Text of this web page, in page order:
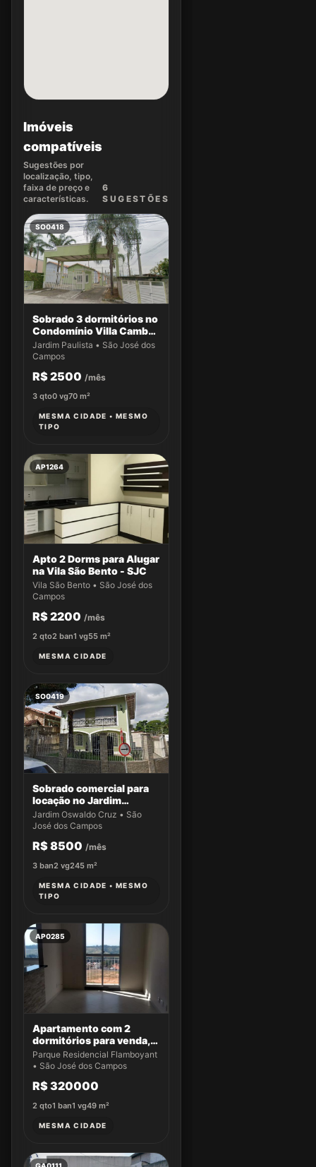
Imóveis
compatíveis
Sugestões por
localização, tipo,
faixa de preço e
características.
6
SUGEST ÕES
SO0418
Sobrado 3 dormitórios no
Condomínio Villa Cambuí
- Casa 033
Jardim Paulista • São José dos
Campos
R$ 2500 /mês
3 qto0 vg70 m²
MESMA CIDADE • MESMO
TIPO
AP1264
Apto 2 Dorms para Alugar
na Vila São Bento - SJC
Vila São Bento • São José dos
Campos
R$ 2200 /mês
2 qto2 ban1 vg55 m²
MESMA CIDADE
SO0419
Sobrado comercial para
locação no Jardim
Oswaldo Cruz
Jardim Oswaldo Cruz • São
José dos Campos
R$ 8500 /mês
3 ban2 vg245 m²
MESMA CIDADE • MESMO
TIPO
AP0285
Apartamento com 2
dormitórios para venda,
49 m² por R$ 320.000,00
- Parque Residencial
dos Campos/SP
Parque Residencial Flamboyant
• São José dos Campos
R$ 320000
2 qto1 ban1 vg49 m²
MESMA CIDADE